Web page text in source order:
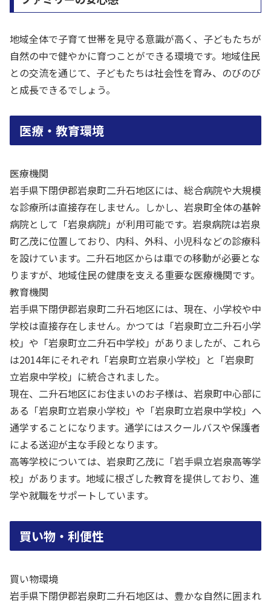
地域全体で子育て世帯を見守る意識が高く、子どもたちが
自然の中で健やかに育つことができる環境です。地域住民
との交流を通じて、子どもたちは社会性を育み、のびのび
と成長できるでしょう。
医療・教育環境
医療機関
岩手県下閉伊郡岩泉町二升石地区には、総合病院や大規模
な診療所は直接存在しません。しかし、岩泉町全体の基幹
病院として「岩泉病院」が利用可能です。岩泉病院は岩泉
町乙茂に位置しており、内科、外科、小児科などの診療科
を設けています。二升石地区からは車での移動が必要とな
りますが、地域住民の健康を支える重要な医療機関です。
教育機関
岩手県下閉伊郡岩泉町二升石地区には、現在、小学校や中
学校は直接存在しません。かつては「岩泉町立二升石小学
校」や「岩泉町立二升石中学校」がありましたが、これら
は2014年にそれぞれ「岩泉町立岩泉小学校」と「岩泉町
立岩泉中学校」に統合されました。
現在、二升石地区にお住まいのお子様は、岩泉町中心部に
ある「岩泉町立岩泉小学校」や「岩泉町立岩泉中学校」へ
通学することになります。通学にはスクールバスや保護者
による送迎が主な手段となります。
高等学校については、岩泉町乙茂に「岩手県立岩泉高等学
校」があります。地域に根ざした教育を提供しており、進
学や就職をサポートしています。
買い物・利便性
買い物環境
岩手県下閉伊郡岩泉町二升石地区は、豊かな自然に囲まれ